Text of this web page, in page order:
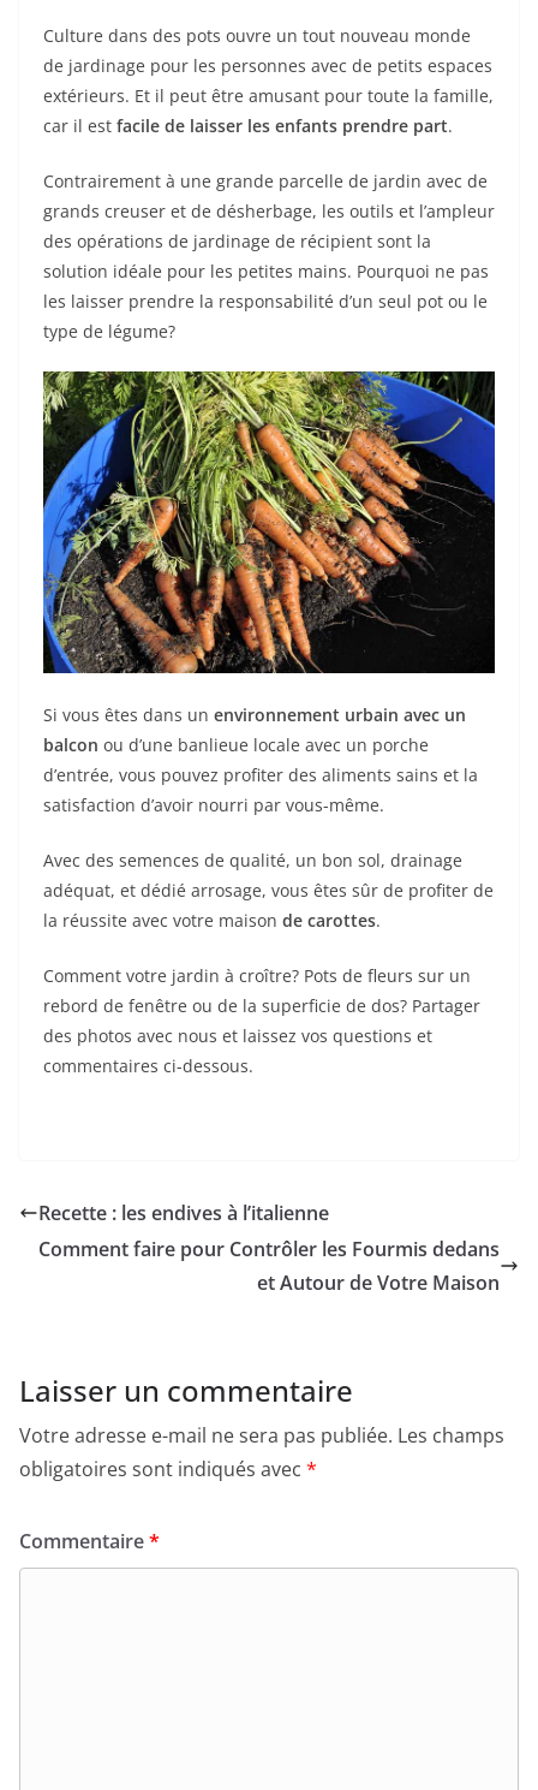
Culture dans des pots ouvre un tout nouveau monde
de jardinage pour les personnes avec de petits espaces
extérieurs. Et il peut être amusant pour toute la famille,
car il est facile de laisser les enfants prendre part.
Contrairement à une grande parcelle de jardin avec de
grands creuser et de désherbage, les outils et l’ampleur
des opérations de jardinage de récipient sont la
solution idéale pour les petites mains. Pourquoi ne pas
les laisser prendre la responsabilité d’un seul pot ou le
type de légume?
Si vous êtes dans un environnement urbain avec un
balcon ou d’une banlieue locale avec un porche
d’entrée, vous pouvez profiter des aliments sains et la
satisfaction d’avoir nourri par vous-même.
Avec des semences de qualité, un bon sol, drainage
adéquat, et dédié arrosage, vous êtes sûr de profiter de
la réussite avec votre maison de carottes.
Comment votre jardin à croître? Pots de fleurs sur un
rebord de fenêtre ou de la superficie de dos? Partager
des photos avec nous et laissez vos questions et
commentaires ci-dessous.
Recette : les endives à l’italienne
Comment faire pour Contrôler les Fourmis dedans
et Autour de Votre Maison
Laisser un commentaire
Votre adresse e-mail ne sera pas publiée. Les champs
obligatoires sont indiqués avec *
Commentaire*